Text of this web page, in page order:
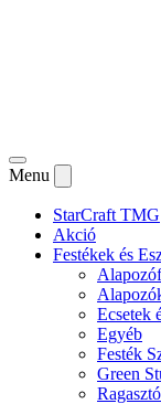
Menu
StarCraft TMG
Akció
Festékek és
Ecsetek
Egyéb
Festék
Green